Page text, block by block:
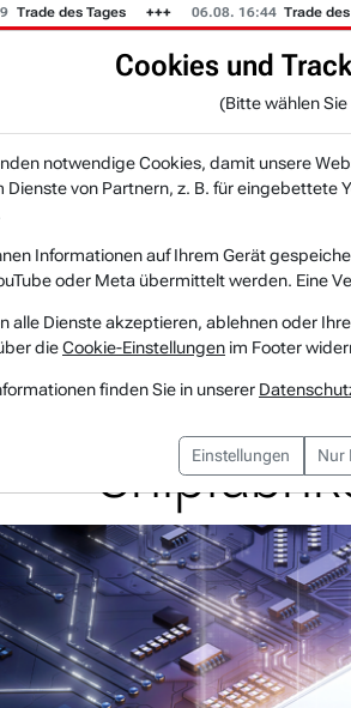
des Tages 06.08. 16:44 Trade des Tages
KI-Agenten
Texas
Cookies und
(Bitte wählen
notwendige Cookies, damit unsere
Dienste von Partnern, z. B. für eingebettete
Informationen auf Ihrem Gerät
oder Meta übermittelt werden. Eine
alle Dienste akzeptieren, ablehnen oder
dieCookie-Einstellungen im Footer
finden Sie in unserer
Einstellungen Nur